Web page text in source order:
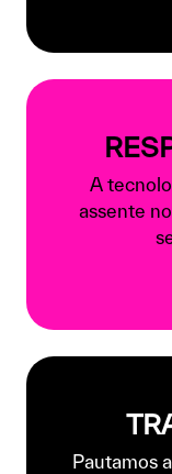
A
assente
Pautamos